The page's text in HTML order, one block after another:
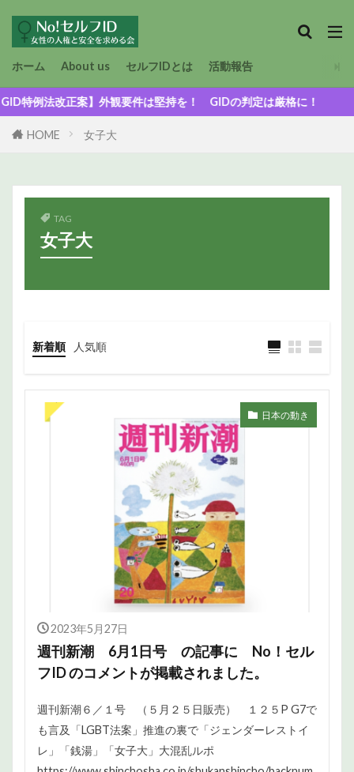
ホーム About us セルフIDとは 活動報告
法改正案】外観要件は堅持を！ GIDの判定は厳格に！
HOME 女子大
TAG
女子大
新着順 人気順
日本の動き
2023年5月27日
週刊新潮 6月1日号 の記事に No！セル
フID のコメントが掲載されました。
週刊新潮６／１号 （５月２５日販売） １２５P G7で
も言及「LGBT法案」推進の裏で「ジェンダーレストイ
レ」「銭湯」「女子大」大混乱ルポ